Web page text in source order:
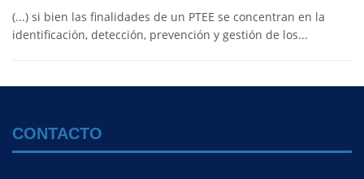
(...) si bien las finalidades de un PTEE se concentran en la
identificación, detección, prevención y gestión de los...
CONTACTO